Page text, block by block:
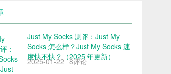
Just My Socks 测评：Just My
Socks 怎么样？Just My Socks 速
度快不快？（2025 年更新）
2025-01-22 8评论